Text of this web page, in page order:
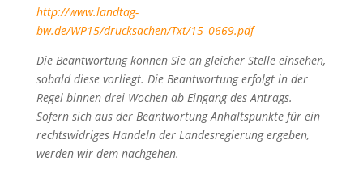
http://www.landtag-
bw.de/WP15/drucksachen/Txt/15_0669.pdf
Die Beantwortung können Sie an gleicher Stelle einsehen,
sobald diese vorliegt. Die Beantwortung erfolgt in der
Regel binnen drei Wochen ab Eingang des Antrags.
Sofern sich aus der Beantwortung Anhaltspunkte für ein
rechtswidriges Handeln der Landesregierung ergeben,
werden wir dem nachgehen.